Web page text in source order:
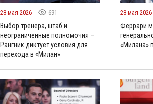
28 мая 2026 691
Выбор тренера, штаб и
неограниченные полномочия –
Рангник диктует условия для
перехода в «Милан»
28 мая 2026
Феррари
«Милана»